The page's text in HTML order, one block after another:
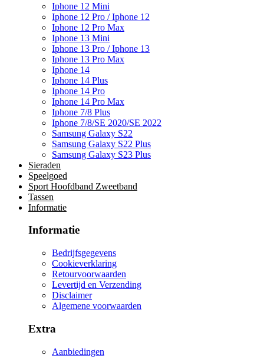
Iphone 12 Mini
Iphone 12 Pro / Iphone 12
Iphone 12 Pro Max
Iphone 13 Mini
Iphone 13 Pro / Iphone 13
Iphone 13 Pro Max
Iphone 14
Iphone 14 Plus
Iphone 14 Pro
Iphone 14 Pro Max
Iphone 7/8 Plus
Iphone 7/8/SE 2020/SE 2022
Samsung Galaxy S22
Samsung Galaxy S22 Plus
Samsung Galaxy S23 Plus
Sieraden
Speelgoed
Sport Hoofdband Zweetband
Tassen
Informatie
Informatie
Bedrijfsgegevens
Cookieverklaring
Retourvoorwaarden
Levertijd en Verzending
Disclaimer
Algemene voorwaarden
Extra
Aanbiedingen